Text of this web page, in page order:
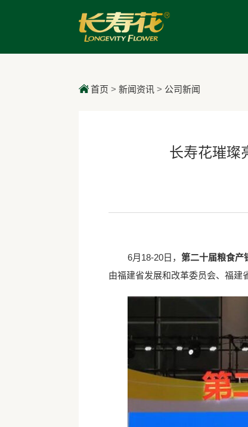
首页 > 新闻资讯 > 公司新闻
长寿花璀璨
6月18-20日， 第二十届粮食产
由福建省发展和改革委员会、福建